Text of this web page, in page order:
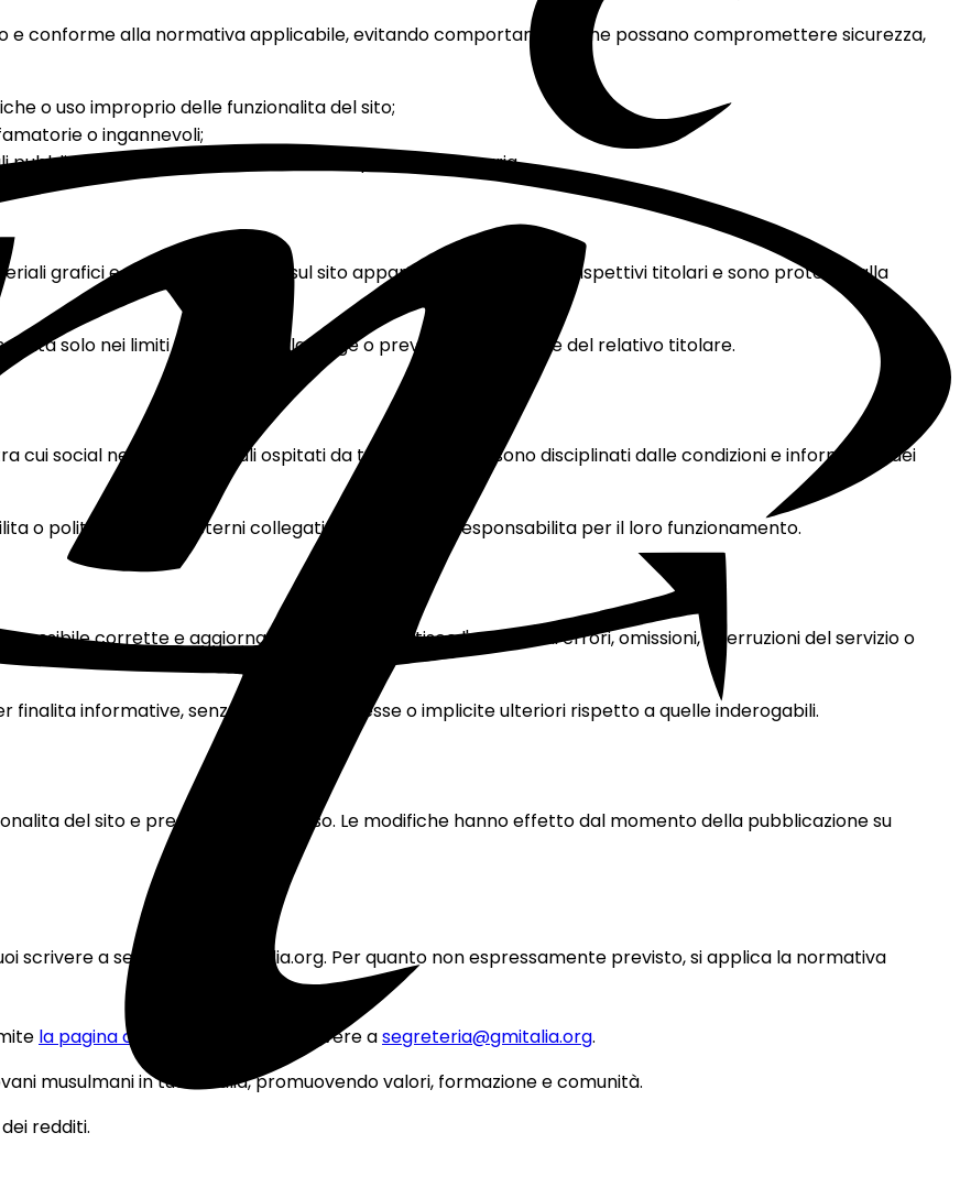
e conforme alla normativa applicabile, evitando comportamenti che possano compromettere sicurezza,
o uso improprio delle funzionalita del sito;
o ingannevoli;
da GMI senza autorizzazione quando necessaria.
grafici e contenuti presenti sul sito appartengono a GMI o ai rispettivi titolari e sono protetti dalla
solo nei limiti consentiti dalla legge o previa autorizzazione del relativo titolare.
social network e moduli ospitati da terzi. Tali servizi sono disciplinati dalle condizioni e informative dei
o politiche dei siti esterni collegati e non assume responsabilita per il loro funzionamento.
corrette e aggiornate, ma non garantisce l'assenza di errori, omissioni, interruzioni del servizio o
finalita informative, senza garanzie espresse o implicite ulteriori rispetto a quelle inderogabili.
del sito e presenti termini d'uso. Le modifiche hanno effetto dal momento della pubblicazione su
scrivere a segreteria@gmitalia.org. Per quanto non espressamente previsto, si applica la normativa
la pagina contatti oppure scrivere asegreteria@gmitalia.org.
musulmani in tutta Italia, promuovendo valori, formazione e comunità.
redditi.